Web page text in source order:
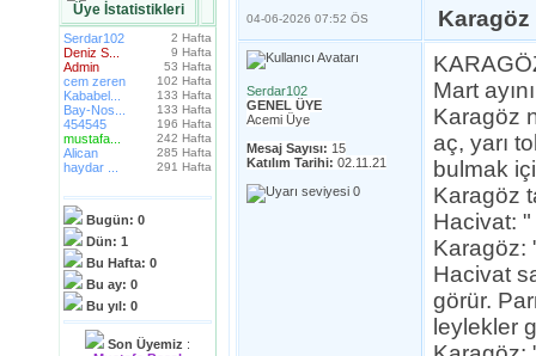
Üye İstatistikleri
Serdar102 2 Hafta
Deniz S... 9 Hafta
Admin 53 Hafta
cem zeren 102 Hafta
Kababel... 133 Hafta
Bay-Nos... 133 Hafta
454545 196 Hafta
mustafa... 242 Hafta
Alican 285 Hafta
haydar ... 291 Hafta
Bugün: 0
Dün: 1
Bu Hafta: 0
Bu ay: 0
Bu yıl: 0
Son Üyemiz :
04-06-2026 07:52 ÖS
Serdar102
GENEL ÜYE
Acemi Üye
Mesaj Sayısı: 15
Katılım Tarihi: 02.11.21
Mart
Karagöz
aç, yarı
bulmak
Karagöz
Hacivat: "
Karagöz:
Hacivat
görür.
leylekler